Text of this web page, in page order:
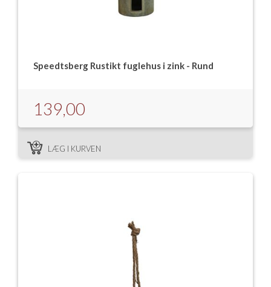
Speedtsberg Rustikt fuglehus i zink - Rund
139,00
LÆG I KURVEN